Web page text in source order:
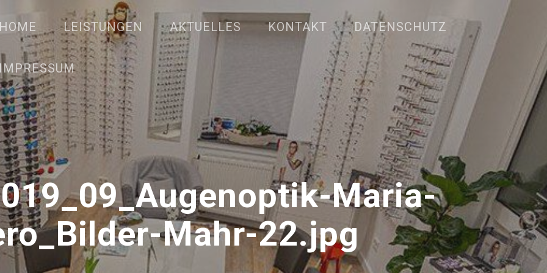
HOME LEISTUNGEN AKTUELLES KONTAKT DATENSCHUTZ
IMPRESSUM
Maria-
Mahr-22.jpg